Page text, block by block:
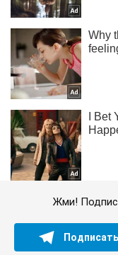
Жми!